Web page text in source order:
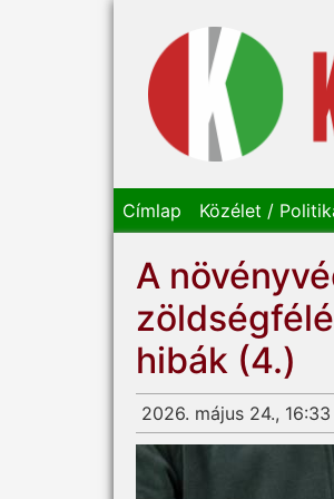
Címlap Közélet /
A
hibák (4.)
2026. május 24.,